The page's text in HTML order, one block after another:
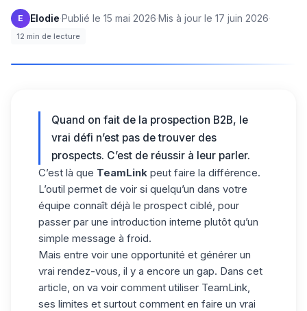
E Elodie·Publié le 15 mai 2026·Mis à jour le 17 juin 2026·
12 min de lecture
Quand on fait de la prospection B2B, le
vrai défi n’est pas de trouver des
prospects. C’est de réussir à leur parler.
C’est là que TeamLink peut faire la différence.
L’outil permet de voir si quelqu’un dans votre
équipe connaît déjà le prospect ciblé, pour
passer par une introduction interne plutôt qu’un
simple message à froid.
Mais entre voir une opportunité et générer un
vrai rendez-vous, il y a encore un gap. Dans cet
article, on va voir comment utiliser TeamLink,
ses limites et surtout comment en faire un vrai